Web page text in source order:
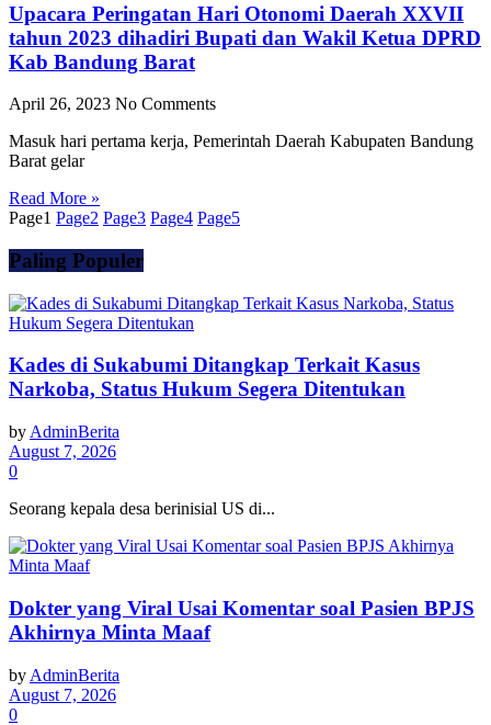
Upacara Peringatan Hari Otonomi Daerah XXVII
tahun 2023 dihadiri Bupati dan Wakil Ketua DPRD
Kab Bandung Barat
April 26, 2023 No Comments
Masuk hari pertama kerja, Pemerintah Daerah Kabupaten Bandung
Barat gelar
Read More »
Page1 Page2 Page3 Page4 Page5
Paling Populer
Kades di Sukabumi Ditangkap Terkait Kasus
Narkoba, Status Hukum Segera Ditentukan
by AdminBerita
August 7, 2026
0
Seorang kepala desa berinisial US di...
Dokter yang Viral Usai Komentar soal Pasien BPJS
Akhirnya Minta Maaf
by AdminBerita
August 7, 2026
0